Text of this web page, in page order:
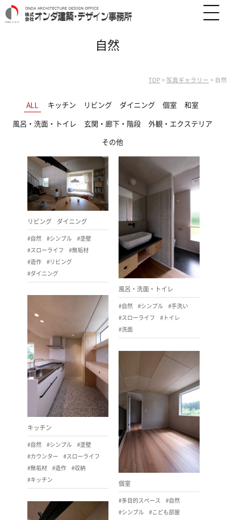
自然
TOP > 写真ギャラリー > 自然
ALL キッチン リビング ダイニング 個室 和室
風呂・洗面・トイレ 玄関・廊下・階段 外観・エクステリア
その他
リビング ダイニング
#自然 #シンプル #塗壁
#スローライフ #無垢材
#造作 #リビング
#ダイニング
風呂・洗面・トイレ
#自然 #シンプル #手洗い
#スローライフ #トイレ
#洗面
キッチン
#自然 #シンプル #塗壁
#カウンター #スローライフ
#無垢材 #造作 #収納
#キッチン
個室
#多目的スペース #自然
#シンプル #こども部屋